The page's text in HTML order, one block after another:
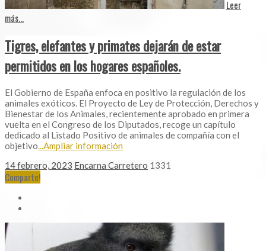
Leer
más...
Tigres, elefantes y primates dejarán de estar
permitidos en los hogares españoles.
El Gobierno de España enfoca en positivo la regulación de los
animales exóticos. El Proyecto de Ley de Protección, Derechos y
Bienestar de los Animales, recientemente aprobado en primera
vuelta en el Congreso de los Diputados, recoge un capítulo
dedicado al Listado Positivo de animales de compañía con el
objetivo ...Ampliar información
14 febrero, 2023 Encarna Carretero 1331
Comparte!